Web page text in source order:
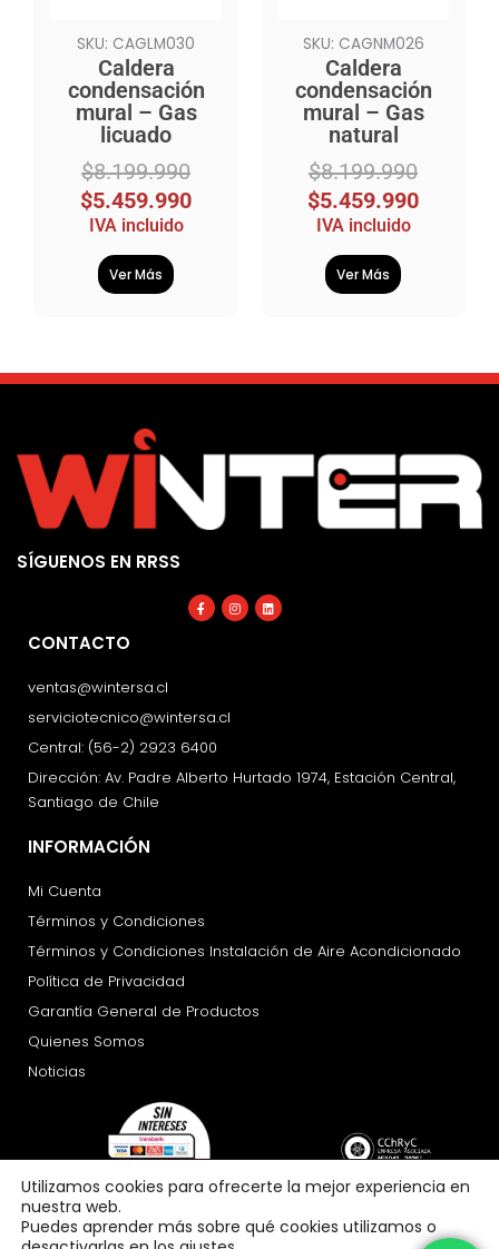
SKU: CAGLM030
Caldera
condensación
mural – Gas
licuado
$8.199.990
$5.459.990
IVA incluido
Ver Más
SKU: CAGNM026
Caldera
condensación
mural – Gas
natural
$8.199.990
$5.459.990
IVA incluido
Ver Más
SÍGUENOS EN RRSS
Facebook-
f
Instagram
Linkedin
CONTACTO
ventas@wintersa.cl
serviciotecnico@wintersa.cl
Central: (56-2) 2923 6400
Dirección: Av. Padre Alberto Hurtado 1974, Estación Central,
Santiago de Chile
INFORMACIÓN
Mi Cuenta
Términos y Condiciones
Términos y Condiciones Instalación de Aire Acondicionado
Política de Privacidad
Garantía General de Productos
Quienes Somos
Noticias
Utilizamos cookies para ofrecerte la mejor experiencia en
nuestra web.
Puedes aprender más sobre qué cookies utilizamos o